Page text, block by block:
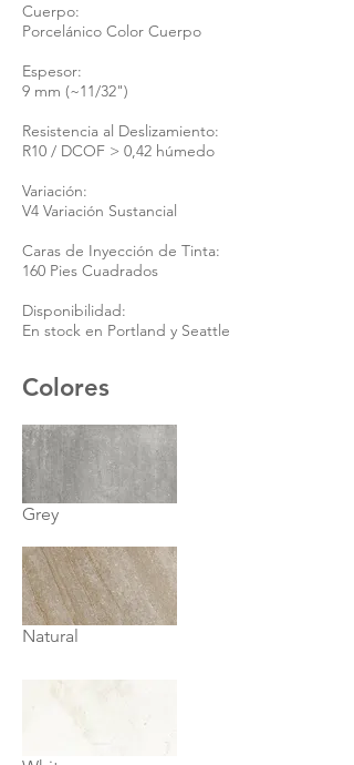
Cuerpo:
Porcelánico Color Cuerpo
Espesor:
9 mm (~11/32")
Resistencia al Deslizamiento:
R10 / DCOF > 0,42 húmedo
Variación:
V4 Variación Sustancial
Caras de Inyección de Tinta:
160 Pies Cuadrados
Disponibilidad:
En stock en Portland y Seattle
Colores
Grey
Natural